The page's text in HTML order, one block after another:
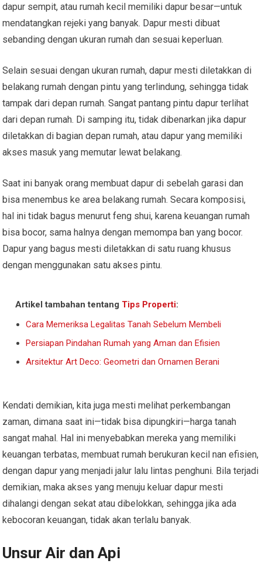
dapur sempit, atau rumah kecil memiliki dapur besar—untuk
mendatangkan rejeki yang banyak. Dapur mesti dibuat
sebanding dengan ukuran rumah dan sesuai keperluan.
Selain sesuai dengan ukuran rumah, dapur mesti diletakkan di
belakang rumah dengan pintu yang terlindung, sehingga tidak
tampak dari depan rumah. Sangat pantang pintu dapur terlihat
dari depan rumah. Di samping itu, tidak dibenarkan jika dapur
diletakkan di bagian depan rumah, atau dapur yang memiliki
akses masuk yang memutar lewat belakang.
Saat ini banyak orang membuat dapur di sebelah garasi dan
bisa menembus ke area belakang rumah. Secara komposisi,
hal ini tidak bagus menurut feng shui, karena keuangan rumah
bisa bocor, sama halnya dengan memompa ban yang bocor.
Dapur yang bagus mesti diletakkan di satu ruang khusus
dengan menggunakan satu akses pintu.
Artikel tambahan tentang Tips Properti:
Cara Memeriksa Legalitas Tanah Sebelum Membeli
Persiapan Pindahan Rumah yang Aman dan Efisien
Arsitektur Art Deco: Geometri dan Ornamen Berani
Kendati demikian, kita juga mesti melihat perkembangan
zaman, dimana saat ini—tidak bisa dipungkiri—harga tanah
sangat mahal. Hal ini menyebabkan mereka yang memiliki
keuangan terbatas, membuat rumah berukuran kecil nan efisien,
dengan dapur yang menjadi jalur lalu lintas penghuni. Bila terjadi
demikian, maka akses yang menuju keluar dapur mesti
dihalangi dengan sekat atau dibelokkan, sehingga jika ada
kebocoran keuangan, tidak akan terlalu banyak.
Unsur Air dan Api